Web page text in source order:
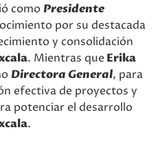
como Presidente
por su destacada
y consolidación
. Mientras queErika
Directora General, para
efectiva de proyectos y
potenciar el desarrollo
.